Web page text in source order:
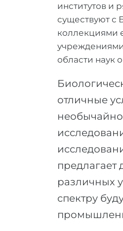
институтов и
существуют с
коллекциями
области наук
отличные
предлагает
различных
спектру